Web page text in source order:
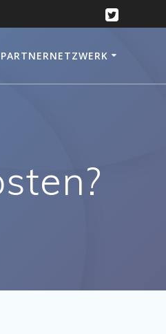
PARTNERNETZWERK